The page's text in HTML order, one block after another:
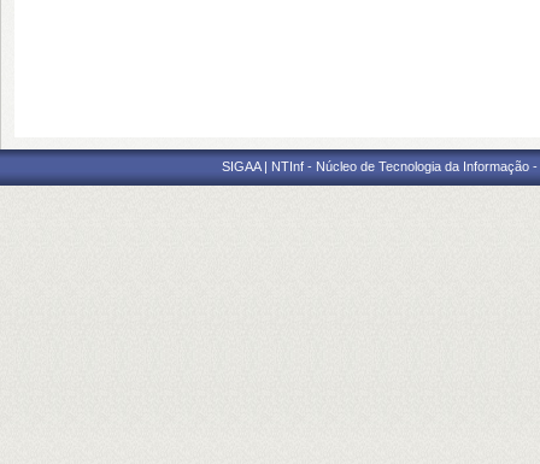
SIGAA | NTInf - Núcleo de Tecnologia da